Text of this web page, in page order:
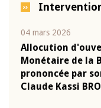
04 mars 2026
Allocution
Monétaire de la
prononcée par
Claude Kassi